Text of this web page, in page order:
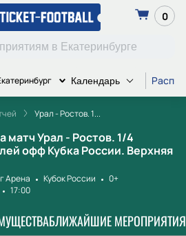
0
Календарь
Урал - Ростов. 1...
матч Урал - Ростов. 1/4
офф Кубка России. Верхняя
Арена Кубок России
0+
17:00
БЛИЖАЙШИЕ МЕРОПРИЯТИЯ